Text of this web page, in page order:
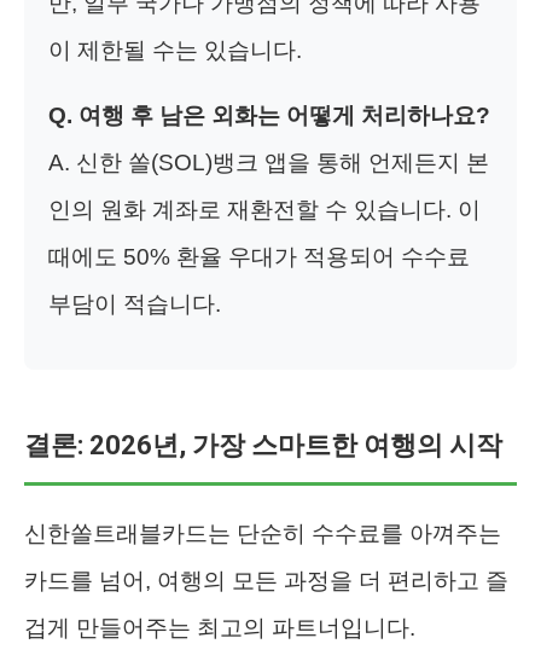
이 제한될 수는 있습니다.
Q. 여행 후 남은 외화는 어떻게 처리하나요?
A. 신한 쏠(SOL)뱅크 앱을 통해 언제든지 본
인의 원화 계좌로 재환전할 수 있습니다. 이
때에도 50% 환율 우대가 적용되어 수수료
부담이 적습니다.
결론: 2026년, 가장 스마트한 여행의 시작
신한쏠트래블카드는 단순히 수수료를 아껴주는
카드를 넘어, 여행의 모든 과정을 더 편리하고 즐
겁게 만들어주는 최고의 파트너입니다.